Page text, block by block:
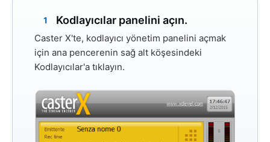
1 Kodlayıcılar panelini açın.
Caster X'te, kodlayıcı yönetim panelini açmak
için ana pencerenin sağ alt köşesindeki
Kodlayıcılar'a tıklayın.